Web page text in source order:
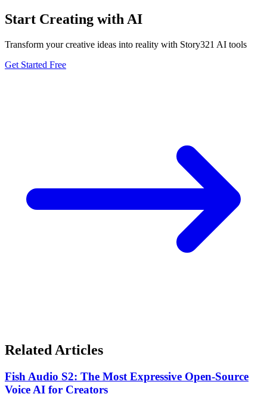
Start Creating with AI
Transform your creative ideas into reality with Story321 AI tools
Get Started Free
Related Articles
Fish Audio S2: The Most Expressive Open-Source
Voice AI for Creators